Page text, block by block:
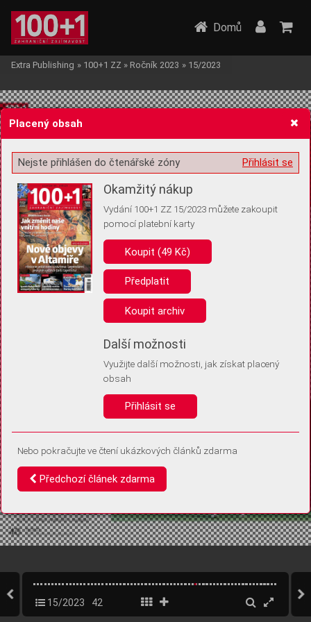
Žádost o souhlas s ukládáním volitelných informací
Pro základní fungování webu nepotřebujeme ukládat žádné informace
(tzv. cookies apod.). Rádi bychom vás ale požádali o souhlas s
uložením volitelných informací:
Anonymní unikátní ID
Díky němu příště poznáme, že se jedná o stejné zařízení, a
Identifikátor je zcela anonymní.
Vaše souhlasy a odmítnutí si ukládáme do vašeho zařízení, abychom se
vás už příště znovu neptali. Můžete je kdykoli později upravit ve Správě
Domů
Extra Publishing » 100+1 ZZ » Ročník 2023 » 15/2023
15/2023 42
Placený obsah
Přihlásit se
Nejste přihlášen do čtenářské zóny
Okamžitý nákup
Vydání 100+1 ZZ 15/2023 můžete zakoupit
pomocí platební karty
Koupit (49 Kč)
Předplatit
Koupit archiv
Další možnosti
Využijte další možnosti, jak získat placený
obsah
Přihlásit se
Nebo pokračujte ve čtení ukázkových článků zdarma
Předchozí článek zdarma